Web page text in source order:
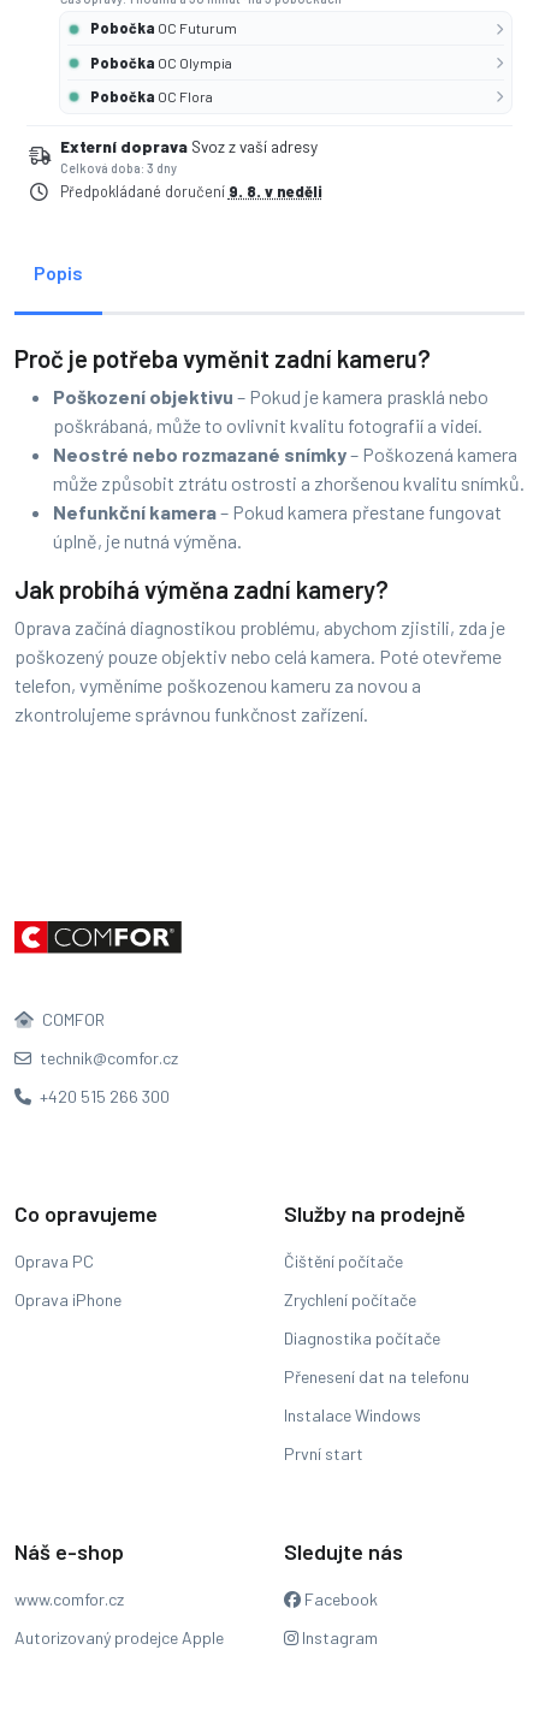
Pobočka OC Futurum
Pobočka OC Olympia
Pobočka OC Flora
Externí doprava Svoz z vaší adresy
Celková doba: 3 dny
Předpokládané doručení 9. 8. v neděli
Popis
Proč je potřeba vyměnit zadní kameru?
Poškození objektivu – Pokud je kamera prasklá nebo
poškrábaná, může to ovlivnit kvalitu fotografií a videí.
Neostré nebo rozmazané snímky– Poškozená kamera
může způsobit ztrátu ostrosti a zhoršenou kvalitu snímků.
Nefunkční kamera– Pokud kamera přestane fungovat
úplně, je nutná výměna.
Jak probíhá výměna zadní kamery?
Oprava začíná diagnostikou problému, abychom zjistili, zda je
poškozený pouze objektiv nebo celá kamera. Poté otevřeme
telefon, vyměníme poškozenou kameru za novou a
zkontrolujeme správnou funkčnost zařízení.
COMFOR
technik@comfor.cz
+420 515 266 300
Co opravujeme
Oprava PC
Oprava iPhone
Služby na prodejně
Čištění počítače
Zrychlení počítače
Diagnostika počítače
Přenesení dat na telefonu
Instalace Windows
První start
Náš e-shop
www.comfor.cz
Autorizovaný prodejce Apple
Sledujte nás
Facebook
Instagram